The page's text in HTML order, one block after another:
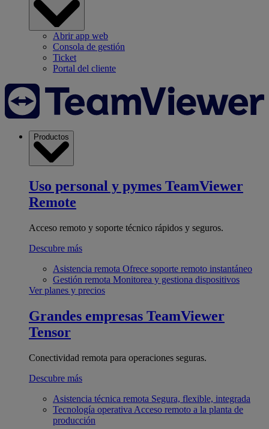
Abrir app web
Consola de gestión
Ticket
Portal del cliente
Productos
Uso personal y pymes TeamViewer
Remote
Acceso remoto y soporte técnico rápidos y seguros.
Descubre más
Asistencia remota Ofrece soporte remoto instantáneo
Gestión remota Monitorea y gestiona dispositivos
Ver planes y precios
Grandes empresas TeamViewer
Tensor
Conectividad remota para operaciones seguras.
Descubre más
Asistencia técnica remota Segura, flexible, integrada
Tecnología operativa Acceso remoto a la planta de
producción